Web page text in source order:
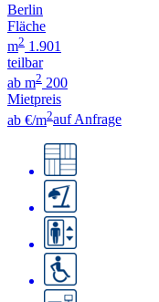
Berlin
Fläche
m2 1.901
teilbar
ab m2 200
Mietpreis
ab €/m2auf Anfrage